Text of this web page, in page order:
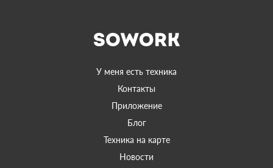
У меня есть техника
Контакты
Приложение
Блог
Техника на карте
Новости